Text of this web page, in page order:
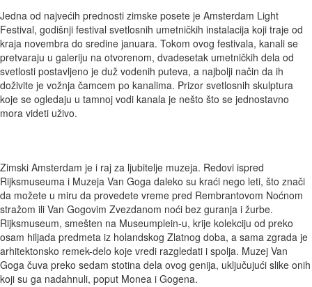
Jedna od najvećih prednosti zimske posete je Amsterdam Light
Festival, godišnji festival svetlosnih umetničkih instalacija koji traje od
kraja novembra do sredine januara. Tokom ovog festivala, kanali se
pretvaraju u galeriju na otvorenom, dvadesetak umetničkih dela od
svetlosti postavljeno je duž vodenih puteva, a najbolji način da ih
doživite je vožnja čamcem po kanalima. Prizor svetlosnih skulptura
koje se ogledaju u tamnoj vodi kanala je nešto što se jednostavno
mora videti uživo.
Zimski Amsterdam je i raj za ljubitelje muzeja. Redovi ispred
Rijksmuseuma i Muzeja Van Goga daleko su kraći nego leti, što znači
da možete u miru da provedete vreme pred Rembrantovom Noćnom
stražom ili Van Gogovim Zvezdanom noći bez guranja i žurbe.
Rijksmuseum, smešten na Museumplein-u, krije kolekciju od preko
osam hiljada predmeta iz holandskog Zlatnog doba, a sama zgrada je
arhitektonsko remek-delo koje vredi razgledati i spolja. Muzej Van
Goga čuva preko sedam stotina dela ovog genija, uključujući slike onih
koji su ga nadahnuli, poput Monea i Gogena.